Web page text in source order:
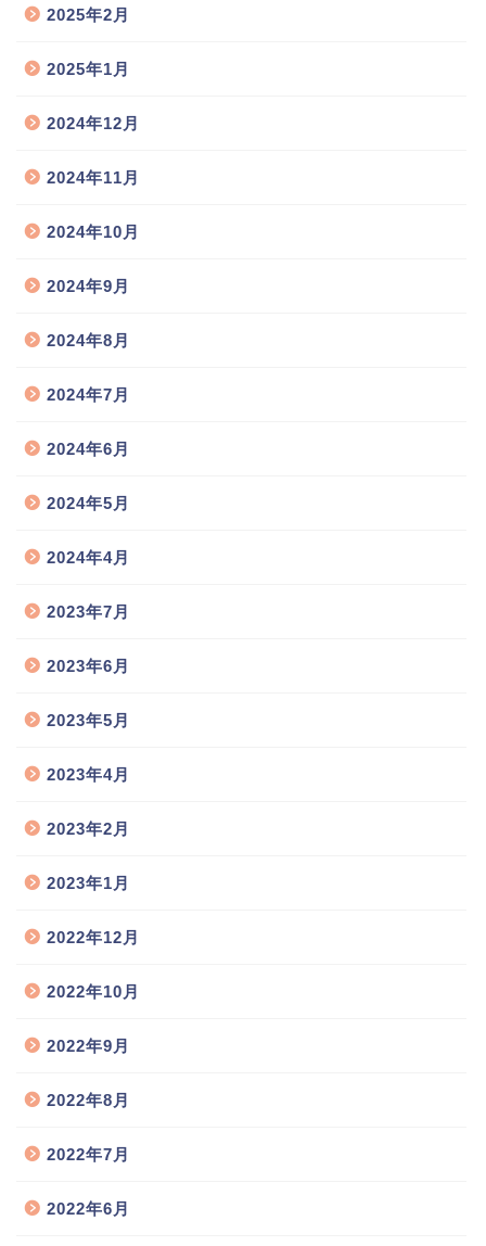
2025年2月
2025年1月
2024年12月
2024年11月
2024年10月
2024年9月
2024年8月
2024年7月
2024年6月
2024年5月
2024年4月
2023年7月
2023年6月
2023年5月
2023年4月
2023年2月
2023年1月
2022年12月
2022年10月
2022年9月
2022年8月
2022年7月
2022年6月